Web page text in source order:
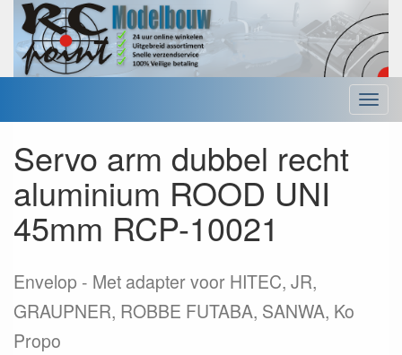
Menu
Servo arm dubbel recht
aluminium ROOD UNI
45mm RCP-10021
Envelop
Met adapter voor HITEC, JR,
GRAUPNER, ROBBE FUTABA, SANWA, Ko
Propo